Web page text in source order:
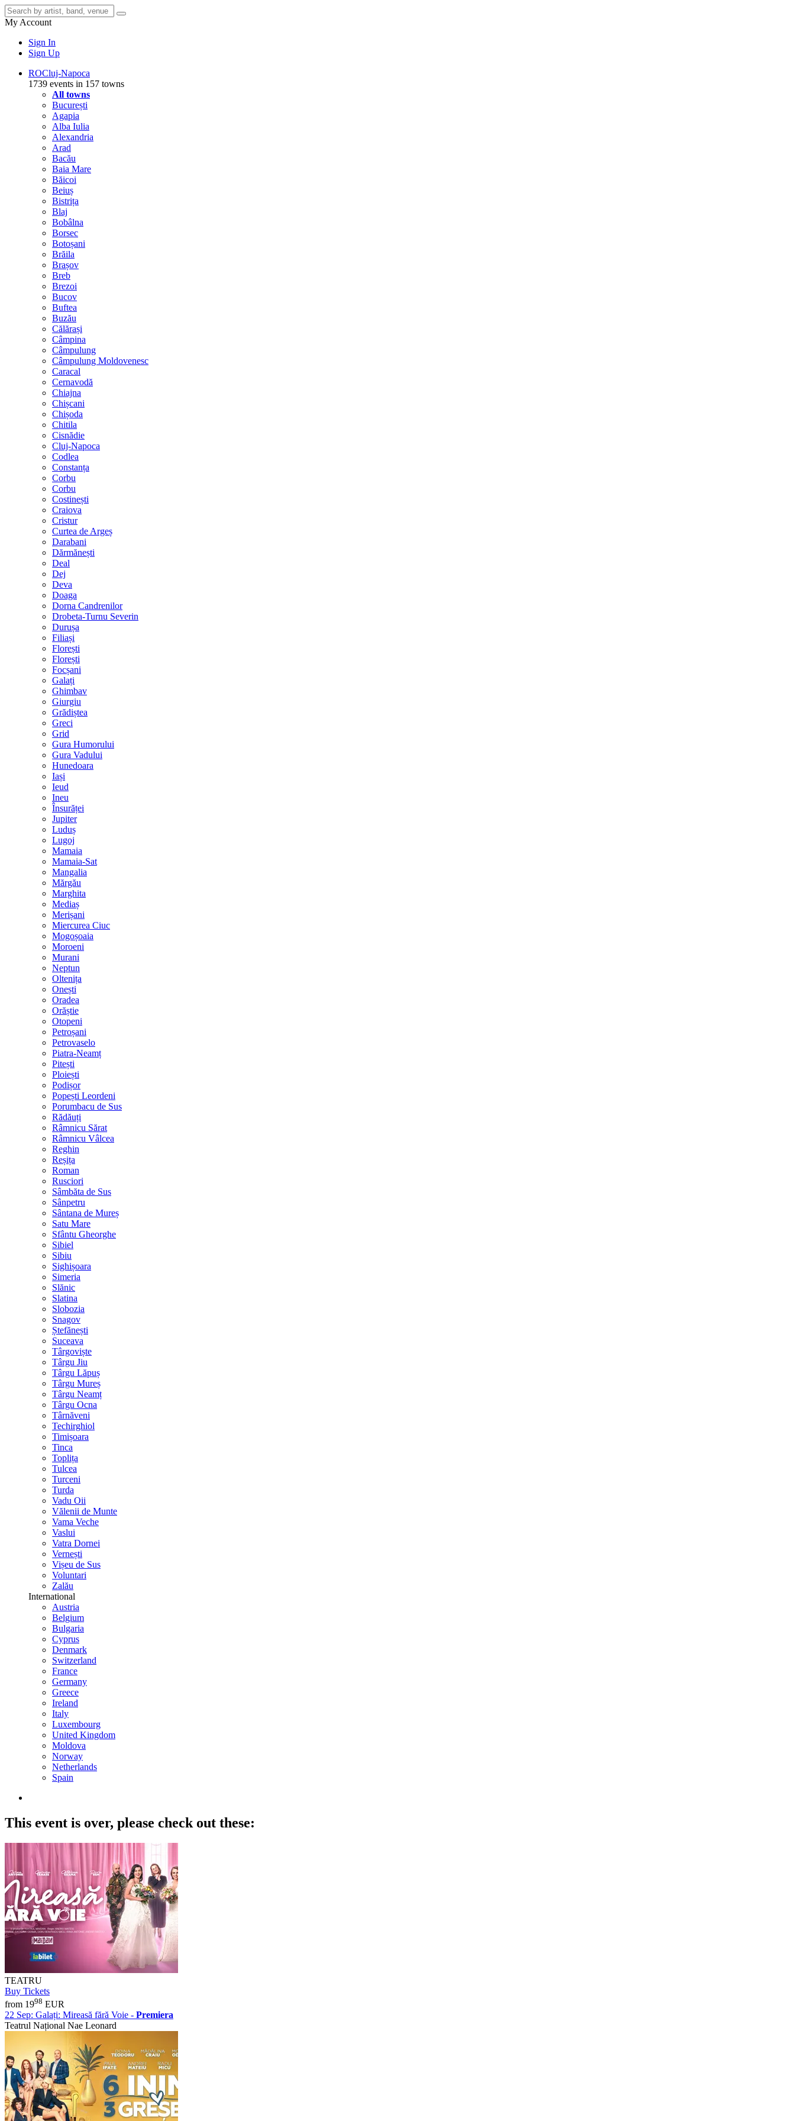
My Account
Sign In
Sign Up
ROCluj-Napoca
1739 events in 157 towns
All towns
București
Agapia
Alba Iulia
Alexandria
Arad
Bacău
Baia Mare
Băicoi
Beiuș
Bistrița
Blaj
Bobâlna
Borsec
Botoșani
Brăila
Brașov
Breb
Brezoi
Bucov
Buftea
Buzău
Călărași
Câmpina
Câmpulung
Câmpulung Moldovenesc
Caracal
Cernavodă
Chiajna
Chișcani
Chișoda
Chitila
Cisnădie
Cluj-Napoca
Codlea
Constanța
Corbu
Corbu
Costinești
Craiova
Cristur
Curtea de Argeș
Darabani
Dărmănești
Deal
Dej
Deva
Doaga
Dorna Candrenilor
Drobeta-Turnu Severin
Durușa
Filiași
Florești
Florești
Focșani
Galați
Ghimbav
Giurgiu
Grădiștea
Greci
Grid
Gura Humorului
Gura Vadului
Hunedoara
Iași
Ieud
Ineu
Însurăței
Jupiter
Luduș
Lugoj
Mamaia
Mamaia-Sat
Mangalia
Mărgău
Marghita
Mediaș
Merișani
Miercurea Ciuc
Mogoșoaia
Moroeni
Murani
Neptun
Oltenița
Onești
Oradea
Orăștie
Otopeni
Petroșani
Petrovaselo
Piatra-Neamț
Pitești
Ploiești
Podișor
Popești Leordeni
Porumbacu de Sus
Rădăuți
Râmnicu Sărat
Râmnicu Vâlcea
Reghin
Reșița
Roman
Rusciori
Sâmbăta de Sus
Sânpetru
Sântana de Mureș
Satu Mare
Sfântu Gheorghe
Sibiel
Sibiu
Sighișoara
Simeria
Slănic
Slatina
Slobozia
Snagov
Ștefănești
Suceava
Târgoviște
Târgu Jiu
Târgu Lăpuș
Târgu Mureș
Târgu Neamț
Târgu Ocna
Târnăveni
Techirghiol
Timișoara
Tinca
Toplița
Tulcea
Turceni
Turda
Vadu Oii
Vălenii de Munte
Vama Veche
Vaslui
Vatra Dornei
Vernești
Vișeu de Sus
Voluntari
Zalău
International
Austria
Belgium
Bulgaria
Cyprus
Denmark
Switzerland
France
Germany
Greece
Ireland
Italy
Luxembourg
United Kingdom
Moldova
Norway
Netherlands
Spain
This event is over, please check out these:
TEATRU
Buy Tickets
from 1998 EUR
22 Sep: Galați: Mireasă fără Voie - Premiera
Teatrul Național Nae Leonard